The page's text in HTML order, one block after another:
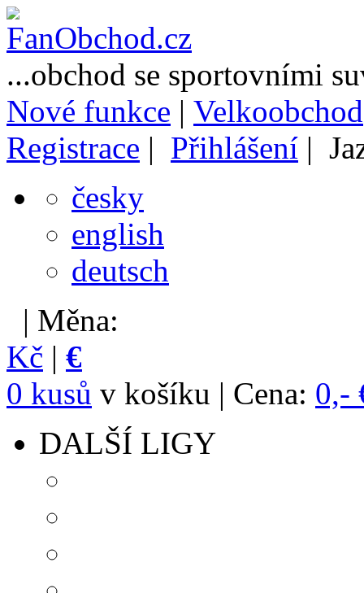
...obchod se sportovními
Nové funkce | Velkoobchod
Registrace | Přihlášení |
česky
english
deutsch
| Měna:
Kč | €
0 kusů v košíku | Cena: 0,-
DALŠÍ LIGY